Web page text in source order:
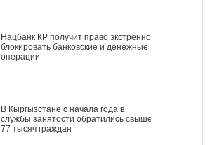
Нацбанк КР получит право экстренно
блокировать банковские и денежные
операции
В Кыргызстане с начала года в
службы занятости обратились свыше
77 тысяч граждан